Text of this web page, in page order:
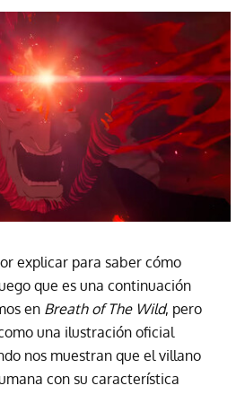
explicar para saber cómo
que es una continuación
en Breath of The Wild, pero
una ilustración oficial
nos muestran que el villano
con su característica